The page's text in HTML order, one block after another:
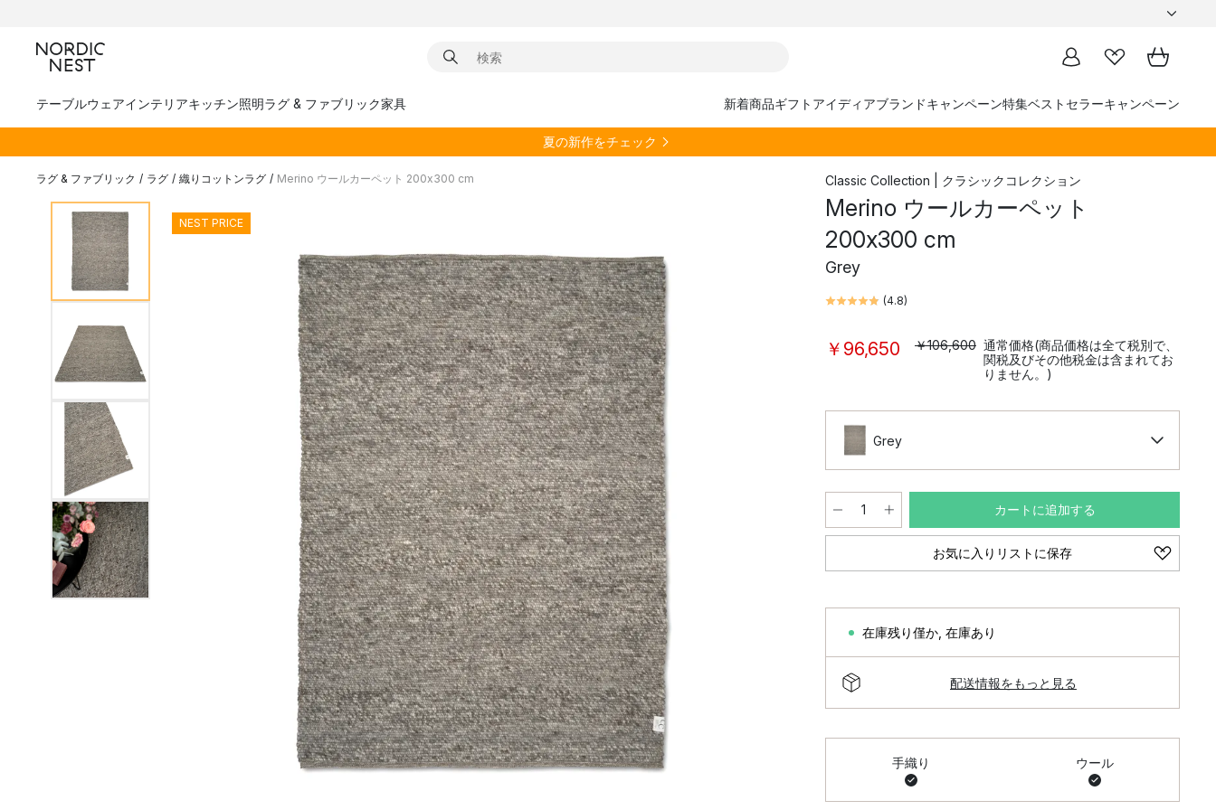
テーブルウェアインテリアキッチン照明ラグ & ファブリック家具 新着商品ギフトアイディアブランドキャンペーン特集ベストセラーキャンペーン
夏の新作をチェック
ラグ & ファブリック / ラグ / 織りコットンラグ / Merino ウールカーペット 200x300 cm
NEST PRICE
Classic Collection | クラシックコレクション
Merino ウールカーペット
200x300 cm
Grey
(4.8)
￥96,650 ￥106,600 通常価格(商品価格は全て税別で、
関税及びその他税金は含まれてお
りません。)
Grey
カートに追加する
お気に入りリストに保存
在庫残り僅か 在庫あり
配送情報をもっと見る
手織り ウール